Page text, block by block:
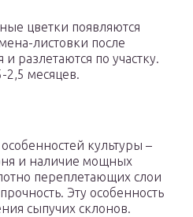
цветки появляются
листовки после
разлетаются по участку.
2,5 месяцев.
культуры –
и наличие мощных
переплетающих слои
Эту особенность
сыпучих склонов.